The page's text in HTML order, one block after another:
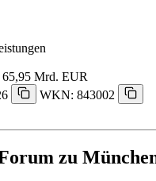
65,95 Mrd. EUR
WKN: 843002
zu